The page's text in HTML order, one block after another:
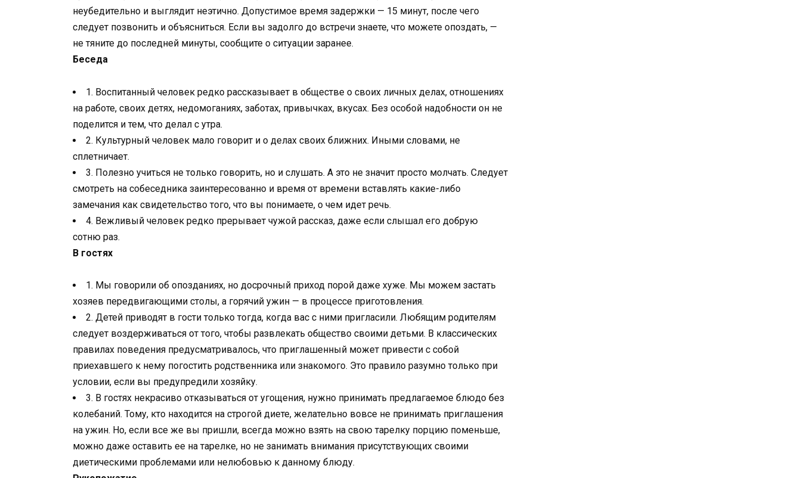
неубедительно и выглядит неэтично. Допустимое время задержки — 15 минут, после чего
следует позвонить и объясниться. Если вы задолго до встречи знаете, что можете опоздать, —
не тяните до последней минуты, сообщите о ситуации заранее.
Беседа
1. Воспитанный человек редко рассказывает в обществе о своих личных делах, отношениях
на работе, своих детях, недомоганиях, заботах, привычках, вкусах. Без особой надобности он не
поделится и тем, что делал с утра.
2. Культурный человек мало говорит и о делах своих ближних. Иными словами, не
сплетничает.
3. Полезно учиться не только говорить, но и слушать. А это не значит просто молчать. Следует
смотреть на собеседника заинтересованно и время от времени вставлять какие-либо
замечания как свидетельство того, что вы понимаете, о чем идет речь.
4. Вежливый человек редко прерывает чужой рассказ, даже если слышал его добрую
сотню раз.
В гостях
1. Мы говорили об опозданиях, но досрочный приход порой даже хуже. Мы можем застать
хозяев передвигающими столы, а горячий ужин — в процессе приготовления.
2. Детей приводят в гости только тогда, когда вас с ними пригласили. Любящим родителям
следует воздерживаться от того, чтобы развлекать общество своими детьми. В классических
правилах поведения предусматривалось, что приглашенный может привести с собой
приехавшего к нему погостить родственника или знакомого. Это правило разумно только при
условии, если вы предупредили хозяйку.
3. В гостях некрасиво отказываться от угощения, нужно принимать предлагаемое блюдо без
колебаний. Тому, кто находится на строгой диете, желательно вовсе не принимать приглашения
на ужин. Но, если все же вы пришли, всегда можно взять на свою тарелку порцию поменьше,
можно даже оставить ее на тарелке, но не занимать внимания присутствующих своими
диетическими проблемами или нелюбовью к данному блюду.